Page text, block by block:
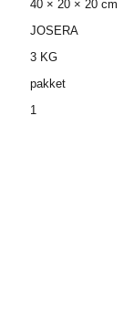
40 × 20 × 20 cm
JOSERA
3 KG
pakket
1